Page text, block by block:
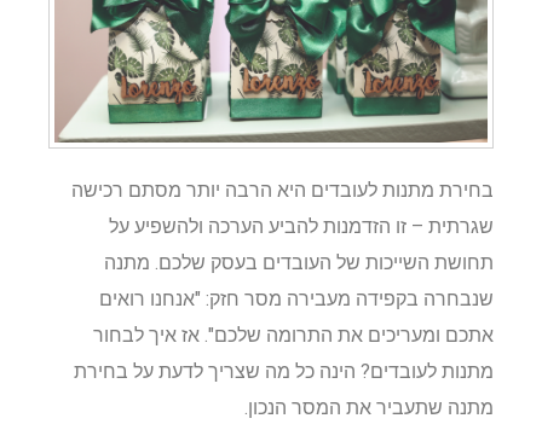
בחירת מתנות לעובדים היא הרבה יותר מסתם רכישה
שגרתית – זו הזדמנות להביע הערכה ולהשפיע על
תחושת השייכות של העובדים בעסק שלכם. מתנה
שנבחרה בקפידה מעבירה מסר חזק: "אנחנו רואים
אתכם ומעריכים את התרומה שלכם". אז איך לבחור
מתנות לעובדים? הינה כל מה שצריך לדעת על בחירת
מתנה שתעביר את המסר הנכון.